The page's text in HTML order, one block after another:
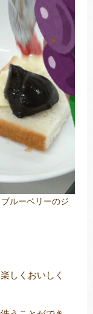
ルーベリーのジ
しくおいしく